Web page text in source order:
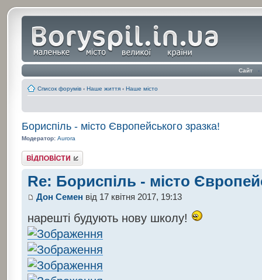
Сайт ‹
Список форумів ‹ Наше життя ‹ Наше місто
Бориспіль - місто Європейського зразка!
Модератор: Aurora
Відповісти
Re: Бориспіль - місто
Дон Семен від 17 квітня 2017, 19:13
нарешті будують нову школу!